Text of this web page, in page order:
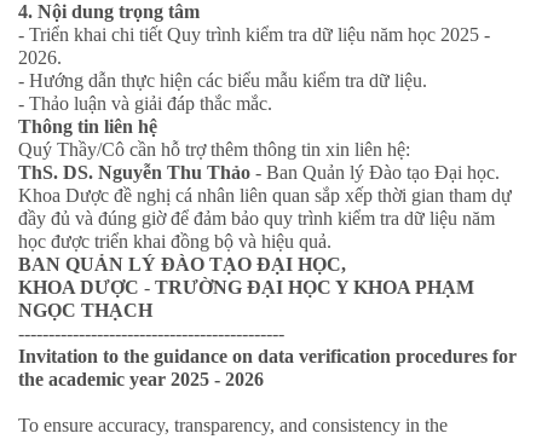
4. Nội dung trọng tâm
- Triển khai chi tiết Quy trình kiểm tra dữ liệu năm học 2025 -
2026.
- Hướng dẫn thực hiện các biểu mẫu kiểm tra dữ liệu.
- Thảo luận và giải đáp thắc mắc.
Thông tin liên hệ
Quý Thầy/Cô cần hỗ trợ thêm thông tin xin liên hệ:
ThS. DS. Nguyễn Thu Thảo - Ban Quản lý Đào tạo Đại học.
Khoa Dược đề nghị cá nhân liên quan sắp xếp thời gian tham dự
đầy đủ và đúng giờ để đảm bảo quy trình kiểm tra dữ liệu năm
học được triển khai đồng bộ và hiệu quả.
BAN QUẢN LÝ ĐÀO TẠO ĐẠI HỌC,
KHOA DƯỢC - TRƯỜNG ĐẠI HỌC Y KHOA PHẠM
NGỌC THẠCH
--------------------------------------------
Invitation to the guidance on data verification procedures for
the academic year 2025 - 2026
To ensure accuracy, transparency, and consistency in the